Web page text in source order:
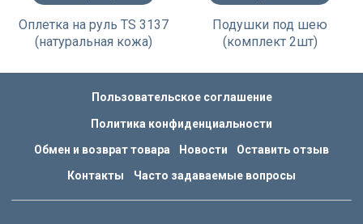
Оплетка на руль TS 3137
(натуральная кожа)
Подушки под шею
(комплект 2шт)
Пользовательское соглашение
Политика конфиденциальности
Обмен и возврат товара Новости Оставить отзыв
Контакты Часто задаваемые вопросы